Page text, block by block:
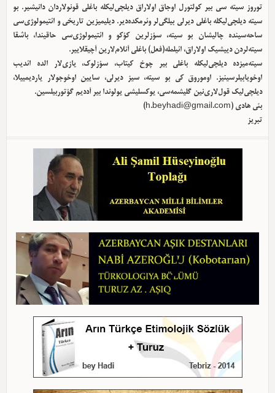
توروز سیته سی بیر کولتورل اوجاق اولا‌راق دیلچی‌لیکله باغلی قونولاردان دانیشیر. بو
سیته دیلچی‌لیکله باغلی دیرلی بیلگی‌لر وئرمکده‌دیر. دیلیمیزین تاریخی و ائتیمولوژی‌سی
ساحه‌سینده چالیشان بو سیته، سؤزلرین کؤکو و ائتیمولوژی‌سی حاقیندا، باشقا
سیته‌لردن دییشیک اولا‌راق، ائیلمله(فعل) باغلی آنلام‌لارین آچیقلاییر.
سیته‌میزده دیلچی‌لیکله باغلی بیر چوخ کیتاب، سؤزلوک، یازی‌لار الده ائدیب
اوخویابیلرسینیز. اوموروق کی بو سیته، سیز دیرلی، سایین اوخوجولار یاردیمییلا،
دیلچی‌لیک قول‌لاری‌نین گلیشمه‌سی، یوکسلیشی یولوندا بیر آددیم گؤتوربیلسین.
بئی هادی ( h.beyhadi@gmail.com
)
تبریز